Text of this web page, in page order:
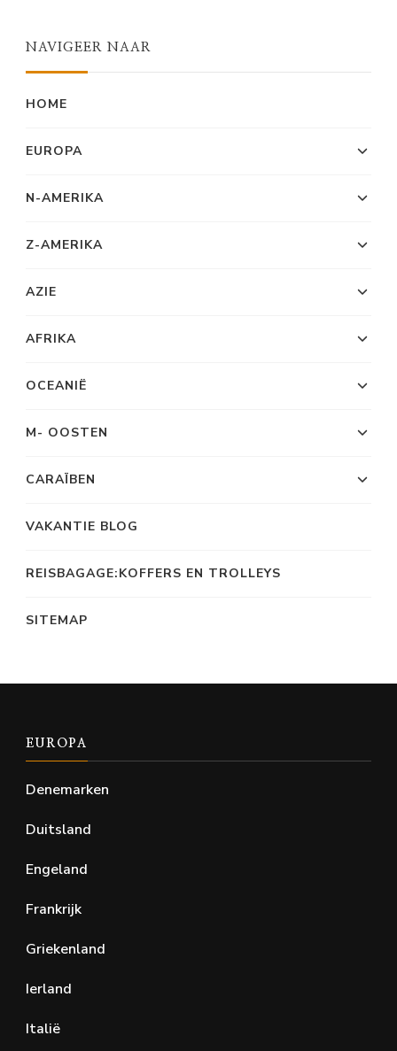
NAVIGEER NAAR
HOME
EUROPA
N-AMERIKA
Z-AMERIKA
AZIE
AFRIKA
OCEANIË
M- OOSTEN
CARAÏBEN
VAKANTIE BLOG
REISBAGAGE:KOFFERS EN TROLLEYS
SITEMAP
EUROPA
Denemarken
Duitsland
Engeland
Frankrijk
Griekenland
Ierland
Italië